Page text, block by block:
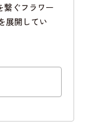
繋ぐフラワー
展開してい